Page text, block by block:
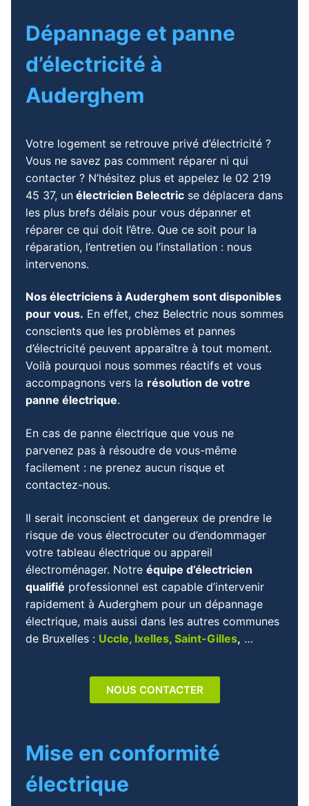
Dépannage et panne
d’électricité à
Auderghem
Votre logement se retrouve privé d’électricité ?
Vous ne savez pas comment réparer ni qui
contacter ? N’hésitez plus et appelez le 02 219
45 37, unélectricien Belectricse déplacera dans
les plus brefs délais pour vous dépanner et
réparer ce qui doit l’être. Que ce soit pour la
réparation, l’entretien ou l’installation : nous
intervenons.
Nos électriciens à Auderghem sont disponibles
pour vous. En effet, chez Belectric nous sommes
conscients que les problèmes et pannes
d’électricité peuvent apparaître à tout moment.
Voilà pourquoi nous sommes réactifs et vous
accompagnons vers la résolution de votre
panne électrique.
En cas de panne électrique que vous ne
parvenez pas à résoudre de vous-même
facilement : ne prenez aucun risque et
contactez-nous.
Il serait inconscient et dangereux de prendre le
risque de vous électrocuter ou d’endommager
votre tableau électrique ou appareil
électroménager. Notre équipe d’électricien
qualifié professionnel est capable d’intervenir
rapidement à Auderghem pour un dépannage
électrique, mais aussi dans les autres communes
de Bruxelles : Uccle, Ixelles, Saint-Gilles, …
NOUS CONTACTER
Mise en conformité
électrique